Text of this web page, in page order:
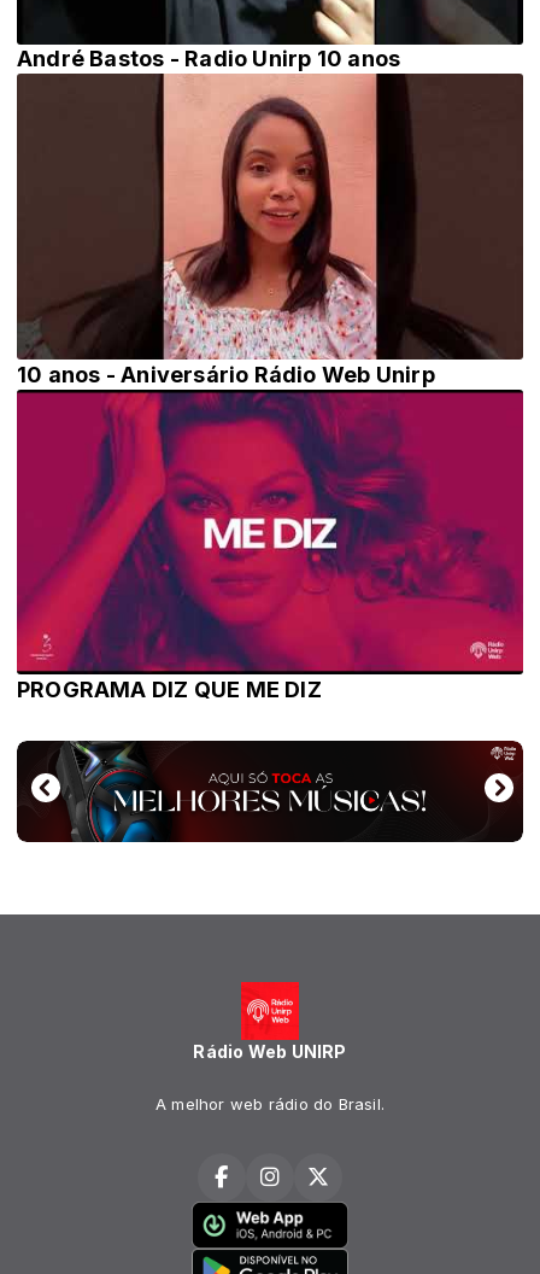
André Bastos - Radio Unirp 10 anos
10 anos - Aniversário Rádio Web Unirp
PROGRAMA DIZ QUE ME DIZ
Rádio Web UNIRP
A melhor web rádio do Brasil.